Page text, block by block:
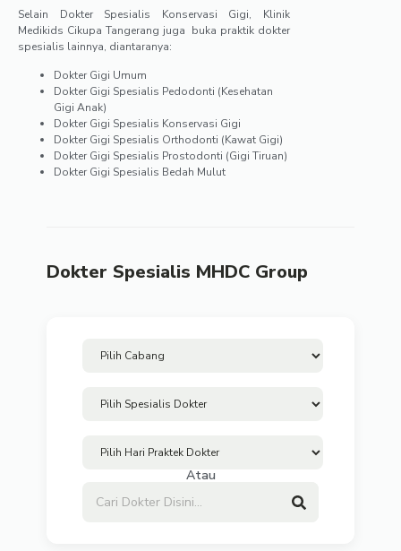
Selain Dokter Spesialis Konservasi Gigi, Klinik
Medikids Cikupa Tangerang juga buka praktik dokter
spesialis lainnya, diantaranya:
Dokter Gigi Umum
Dokter Gigi Spesialis Pedodonti (Kesehatan
Gigi Anak)
Dokter Gigi Spesialis Konservasi Gigi
Dokter Gigi Spesialis Orthodonti (Kawat Gigi)
Dokter Gigi Spesialis Prostodonti (Gigi Tiruan)
Dokter Gigi Spesialis Bedah Mulut
Dokter Spesialis MHDC Group
Atau